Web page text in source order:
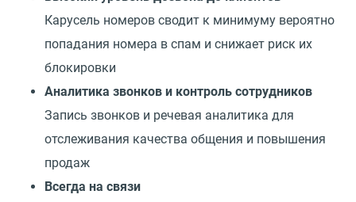
Карусель номеров сводит к минимуму вероятно
попадания номера в спам и снижает риск их
блокировки
Аналитика звонков и контроль сотрудников
Запись звонков и речевая аналитика для
отслеживания качества общения и повышения
продаж
Всегда на связи